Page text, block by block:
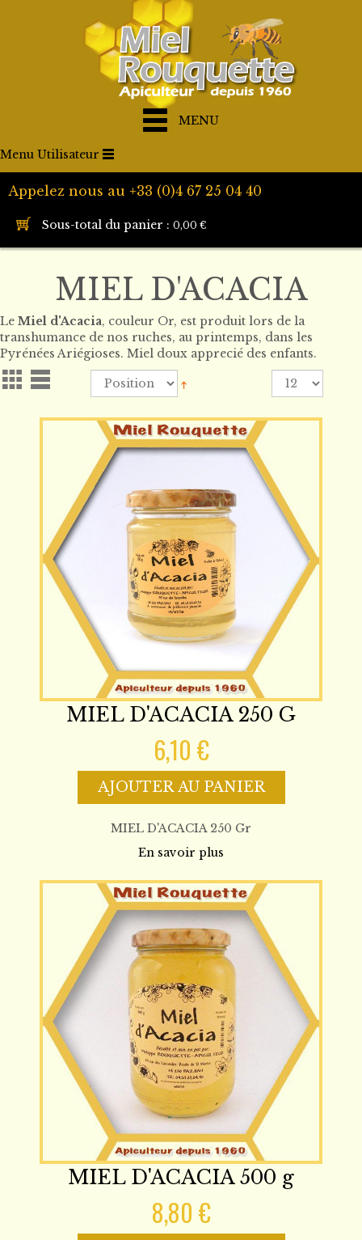
MENU
Menu Utilisateur
Appelez nous au +33 (0)4 67 25 04 40
Sous-total du panier : 0,00 €
MIEL D'ACACIA
Le Miel d'Acacia, couleur Or, est produit lors de la
transhumance de nos ruches, au printemps, dans les
Pyrénées Ariégioses. Miel doux apprecié des enfants.
MIEL D'ACACIA 250 G
6,10 €
AJOUTER AU PANIER
MIEL D'ACACIA 250 Gr
En savoir plus
MIEL D'ACACIA 500 g
8,80 €